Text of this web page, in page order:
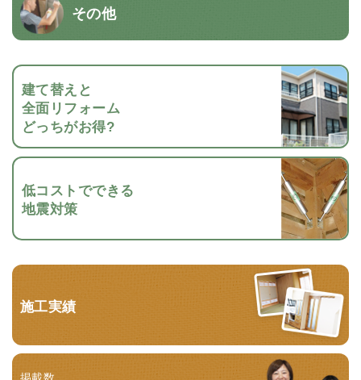
その他
建て替えと
全面リフォーム
どっちがお得?
低コストでできる
地震対策
施工実績
掲載数